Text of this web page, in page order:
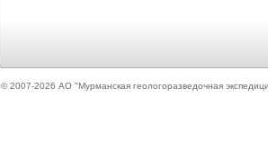
©2007-2026 АО "Мурманская геологоразведочная